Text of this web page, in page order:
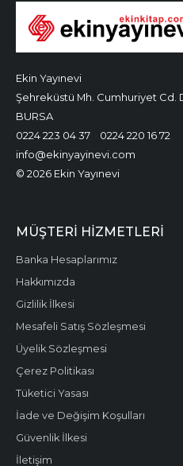
Ekin Yayınevi
Şehreküstü Mh. Cumhuriyet Cd.
BURSA
0224 223 04 37
0224 220 16 72
info@ekinyayinevi.com
© 2026 Ekin Yayınevi
MÜŞTERI HIZMETLERI
Banka Hesaplarımız
Hakkımızda
Gizlilik İlkesi
Mesafeli Satış Sözleşmesi
Üyelik Sözleşmesi
Çerez Politikası
Tüketici Yasası
İade ve Değişim Koşulları
Güvenlik İlkesi
İletişim